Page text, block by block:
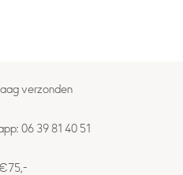
verzonden
06 39 81 40 51